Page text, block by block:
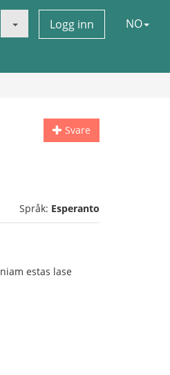
Logg inn NO
Svare
Språk: Esperanto
estas lase